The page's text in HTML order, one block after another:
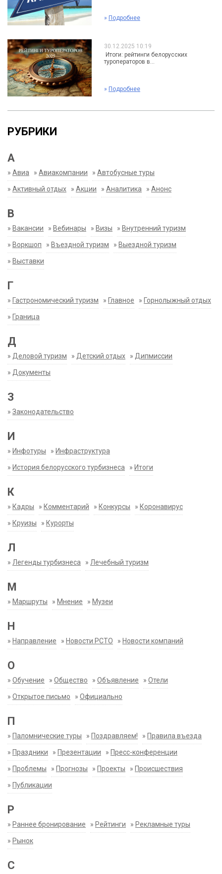
» Подробнее
30.12.2025 10:19
Итоги: рейтинги белорусских
туроператоров в...
» Подробнее
РУБРИКИ
А
» Авиа » Авиакомпании » Автобусные туры
» Активный отдых » Акции » Аналитика » Анонс
В
» Вакансии » Вебинары » Визы » Внутренний туризм
» Воркшоп » Въездной туризм » Выездной туризм
» Выставки
Г
» Гастрономический туризм » Главное » Горнолыжный отдых
» Граница
Д
» Деловой туризм » Детский отдых » Дипмиссии
» Документы
З
» Законодательство
И
» Инфотуры » Инфраструктура
» История белорусского турбизнеса » Итоги
К
» Кадры » Комментарий » Конкурсы » Коронавирус
» Круизы » Курорты
Л
» Легенды турбизнеса » Лечебный туризм
М
» Маршруты » Мнение » Музеи
Н
» Направление » Новости РСТО » Новости компаний
О
» Обучение » Общество » Объявление » Отели
» Открытое письмо » Официально
П
» Паломнические туры » Поздравляем! » Правила въезда
» Праздники » Презентации » Пресс-конференции
» Проблемы » Прогнозы » Проекты » Происшествия
» Публикации
Р
» Раннее бронирование » Рейтинги » Рекламные туры
» Рынок
С